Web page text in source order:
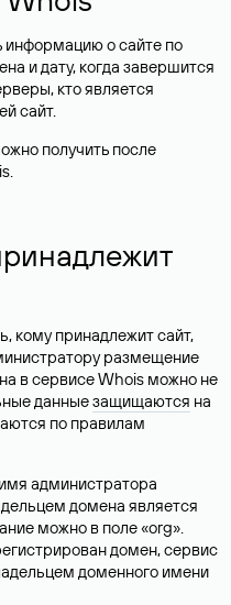
информацию о сайте по
и дату, когда завершится
кто является
сайт.
получить после
кому принадлежит сайт,
размещение
в сервисе Whois можно не
данныезащищаются на
по правилам
администратора
домена является
можно в поле «org».
домен, сервис
доменного имени